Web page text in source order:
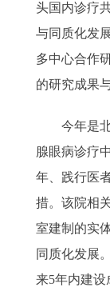
头国内诊疗
与同质化发
多中心合作
的研究成果
今年是北
腺眼病诊疗
年、践行医
措。该院相
室建制的实
同质化发展
来5年内建